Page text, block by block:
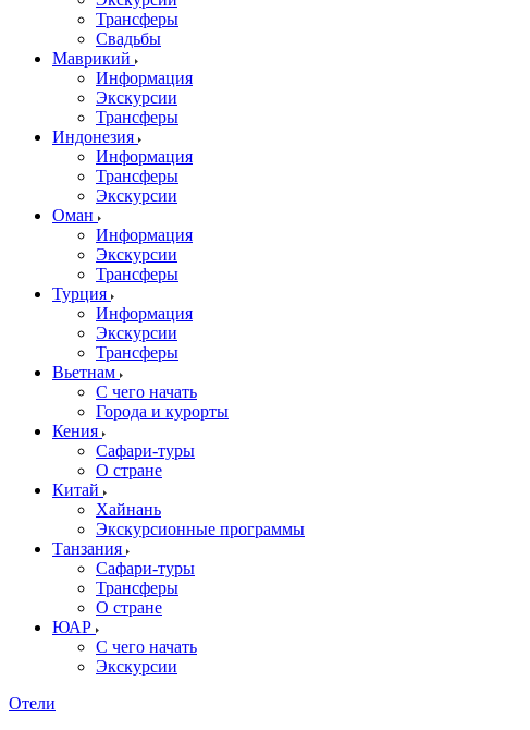
Трансферы
Свадьбы
Маврикий
Информация
Экскурсии
Трансферы
Индонезия
Информация
Трансферы
Экскурсии
Оман
Информация
Экскурсии
Трансферы
Турция
Информация
Экскурсии
Трансферы
Вьетнам
С чего начать
Города и курорты
Кения
Сафари-туры
О стране
Китай
Хайнань
Экскурсионные программы
Танзания
Сафари-туры
Трансферы
О стране
ЮАР
С чего начать
Экскурсии
Отели